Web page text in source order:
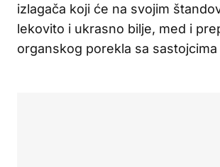
izlagača koji će na svojim
lekovito i ukrasno bilje, med i
organskog porekla sa